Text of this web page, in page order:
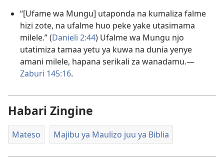
“[Ufame wa Mungu] utaponda na kumaliza falme
hizi zote, na ufalme huo peke yake utasimama
milele.” (Danieli 2:44) Ufalme wa Mungu njo
utatimiza tamaa yetu ya kuwa na dunia yenye
amani milele, hapana serikali za wanadamu.​—
Zaburi 145:16.
Habari Zingine
Mateso Majibu ya Maulizo juu ya Biblia